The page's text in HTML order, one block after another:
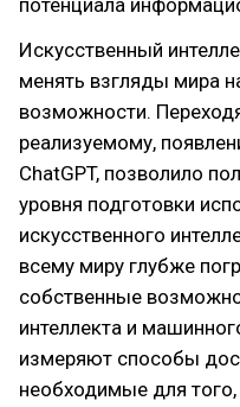
потенциала
Искусственный
менять взгляды мира
возможности.
реализуемому,
ChatGPT, позволило
уровня подготовки
искусственного
всему миру глубже
собственные
интеллекта и
измеряют способы
необходимые для